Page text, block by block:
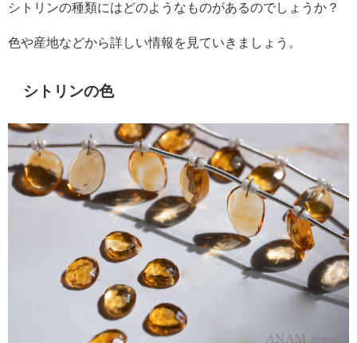
シトリンの種類にはどのようなものがあるのでしょうか？
色や産地などから詳しい情報を見ていきましょう。
シトリンの色